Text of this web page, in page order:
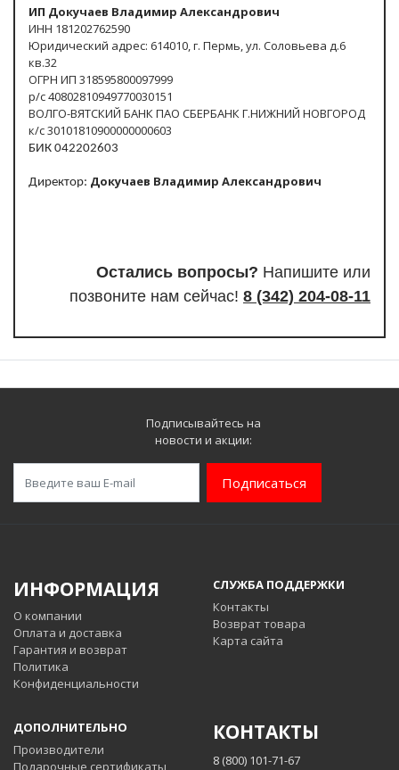
ИП Докучаев Владимир Александрович
ИНН 181202762590
Юридический адрес: 614010, г. Пермь, ул. Соловьева д.6
кв.32
ОГРН ИП 318595800097999
р/с 40802810949770030151
ВОЛГО-ВЯТСКИЙ БАНК ПАО СБЕРБАНК Г.НИЖНИЙ НОВГОРОД
к/с 30101810900000000603
БИК 042202603
Директор: Докучаев Владимир Александрович
Остались вопросы? Напишите или
позвоните нам сейчас! 8 (342) 204-08-11
Подписывайтесь на
новости и акции:
Подписаться
ИНФОРМАЦИЯ
О компании
Оплата и доставка
Гарантия и возврат
Политика
Конфиденциальности
СЛУЖБА ПОДДЕРЖКИ
Контакты
Возврат товара
Карта сайта
ДОПОЛНИТЕЛЬНО
Производители
Подарочные сертификаты
КОНТАКТЫ
8 (800) 101-71-67